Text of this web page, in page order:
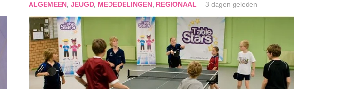
ALGEMEEN, JEUGD, MEDEDELINGEN, REGIONAAL 3 dagen geleden